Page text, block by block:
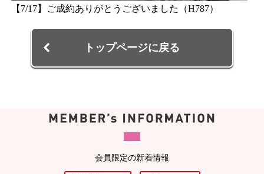
【7/17】ご成約ありがとうございました（H787）
トップページに戻る
会員限定の新着情報